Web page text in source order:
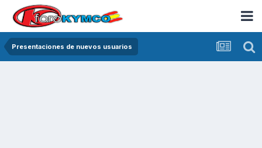
Presentaciones de nuevos usuarios